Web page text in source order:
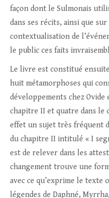
façon dont le Sulmonais
dans ses récits, ainsi que
contextualisation de
le public ces faits
Le livre est constitué
huit métamorphoses qui
développements chez
chapitre II et quatre dans le
effet un sujet très fréquent
du chapitre II intitulé « I
est de relever dans les
changement trouve une
avec ce qu’exprime le texte
légendes de Daphné,